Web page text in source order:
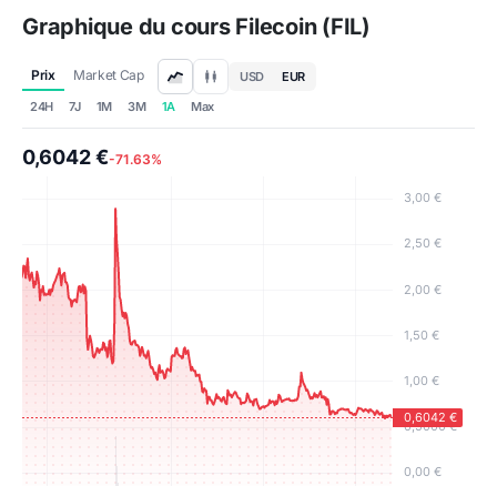
Graphique du cours Filecoin (FIL)
Prix Market Cap USD
EUR
24H
7J 1M 3M 1A Max
0,6042 €-71.63%